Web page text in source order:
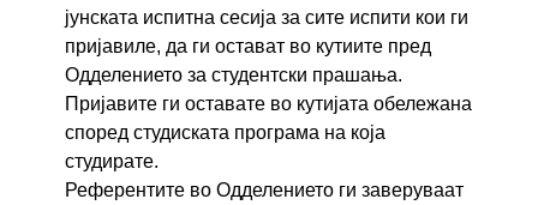
јунската испитна сесија за сите испити кои ги
пријавиле, да ги остават во кутиите пред
Одделението за студентски прашања.
Пријавите ги оставате во кутијата обележана
според студиската програма на која
студирате.
Референтите во Одделението ги заверуваат